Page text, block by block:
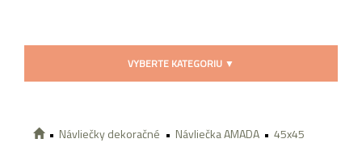
VYBERTE KATEGORIU ▼
Návliečky dekoračné Návliečka AMADA 45x45